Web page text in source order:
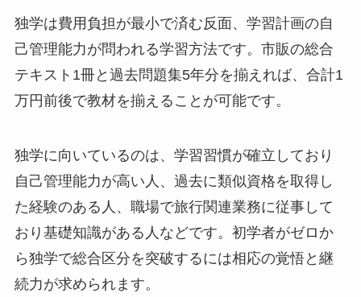
独学は費用負担が最小で済む反面、学習計画の自
己管理能力が問われる学習方法です。市販の総合
テキスト1冊と過去問題集5年分を揃えれば、合計1
万円前後で教材を揃えることが可能です。
独学に向いているのは、学習習慣が確立しており
自己管理能力が高い人、過去に類似資格を取得し
た経験のある人、職場で旅行関連業務に従事して
おり基礎知識がある人などです。初学者がゼロか
ら独学で総合区分を突破するには相応の覚悟と継
続力が求められます。